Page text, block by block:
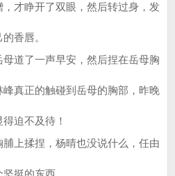
才睁开了双眼，然后转过身，发
香唇。
道了一声早安，然后捏在岳母胸
真正的触碰到岳母的胸部，昨晚
迫不及待！
上揉捏，杨晴也没说什么，任由
挺的东西。